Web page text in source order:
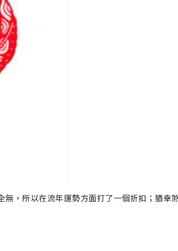
，所以在流年運勢方面打了一個折扣；猶幸